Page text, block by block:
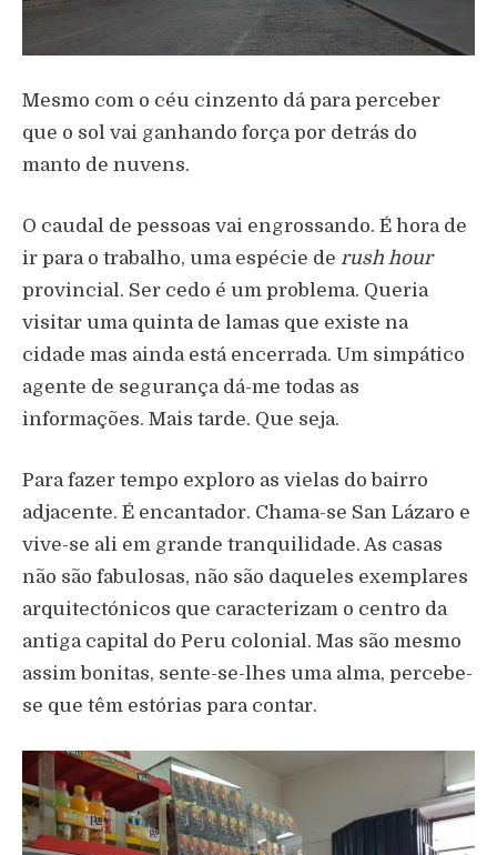
Mesmo com o céu cinzento dá para perceber
que o sol vai ganhando força por detrás do
manto de nuvens.
O caudal de pessoas vai engrossando. É hora de
ir para o trabalho, uma espécie de rush hour
provincial. Ser cedo é um problema. Queria
visitar uma quinta de lamas que existe na
cidade mas ainda está encerrada. Um simpático
agente de segurança dá-me todas as
informações. Mais tarde. Que seja.
Para fazer tempo exploro as vielas do bairro
adjacente. É encantador. Chama-se San Lázaro e
vive-se ali em grande tranquilidade. As casas
não são fabulosas, não são daqueles exemplares
arquitectónicos que caracterizam o centro da
antiga capital do Peru colonial. Mas são mesmo
assim bonitas, sente-se-lhes uma alma, percebe-
se que têm estórias para contar.